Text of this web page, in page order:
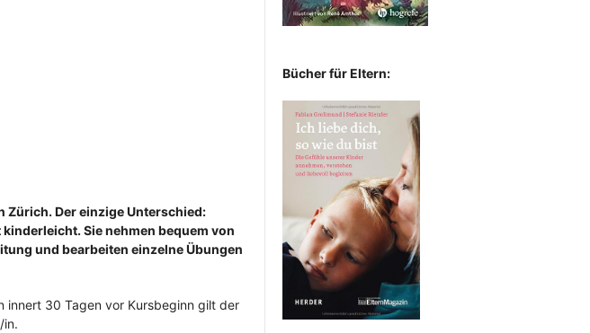
Zürich. Der einzige Unterschied:
Sie nehmen bequem von
und bearbeiten einzelne Übungen
innert 30 Tagen vor Kursbeginn gilt der
in.
Bücher für Eltern: